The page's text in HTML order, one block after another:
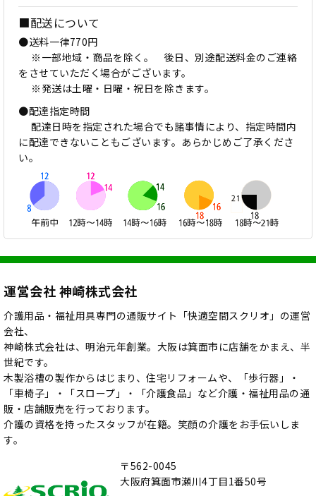
■配送について
●送料一律770円
※一部地域・商品を除く。 後日、別途配送料金のご連絡
をさせていただく場合がございます。
※発送は土曜・日曜・祝日を除きます。
●配達指定時間
配達日時を指定された場合でも諸事情により、指定時間内
に配達できないこともございます。あらかじめご了承くださ
い。
運営会社 神崎株式会社
介護用品・福祉用具専門の通販サイト「快適空間スクリオ」の運営
会社、
神崎株式会社は、明治元年創業。大阪は箕面市に店舗をかまえ、半
世紀です。
木製浴槽の製作からはじまり、住宅リフォームや、「歩行器」・
「車椅子」・「スロープ」・「介護食品」など介護・福祉用品の通
販・店舗販売を行っております。
介護の資格を持ったスタッフが在籍。笑顔の介護をお手伝いしま
す。
〒562-0045
大阪府箕面市瀬川4丁目1番50号